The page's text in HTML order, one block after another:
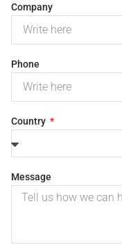
Company
Phone
Country
Message